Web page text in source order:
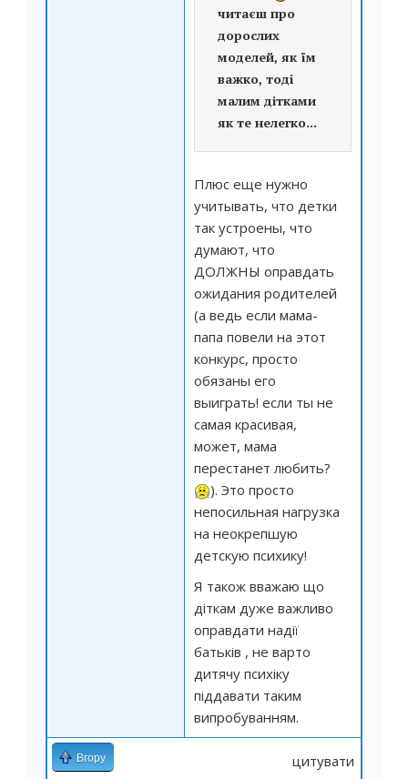
читаєш про
дорослих
моделей, як їм
важко, тоді
малим дітками
як те нелегко...
Плюс еще нужно
учитывать, что детки
так устроены, что
думают, что
ДОЛЖНЫ оправдать
ожидания родителей
(а ведь если мама-
папа повели на этот
конкурс, просто
обязаны его
выиграть! если ты не
самая красивая,
может, мама
перестанет любить?
). Это просто
непосильная нагрузка
на неокрепшую
детскую психику!
Я також вважаю що
діткам дуже важливо
оправдати надії
батьків , не варто
дитячу психіку
піддавати таким
випробуванням.
Вгору цитувати